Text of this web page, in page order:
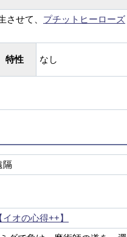
させて、 プチットヒーローズ
特性 なし
隔
イオの心得++】